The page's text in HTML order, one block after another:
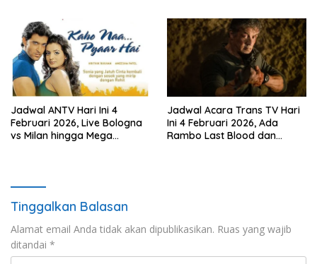
Tumhaara’
Jadwal ANTV Hari Ini 4
Februari 2026, Live Bologna
vs Milan hingga Mega
Jadwal Acara Trans TV Hari
Ini 4 Februari 2026, Ada
Rambo Last Blood dan
Tinggalkan Balasan
Alamat email Anda tidak akan dipublikasikan. Ruas yang wajib
ditandai *